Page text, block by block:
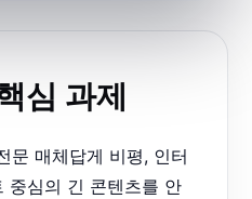
심 과제
문 매체답게 비평, 인터
중심의 긴 콘텐츠를 안